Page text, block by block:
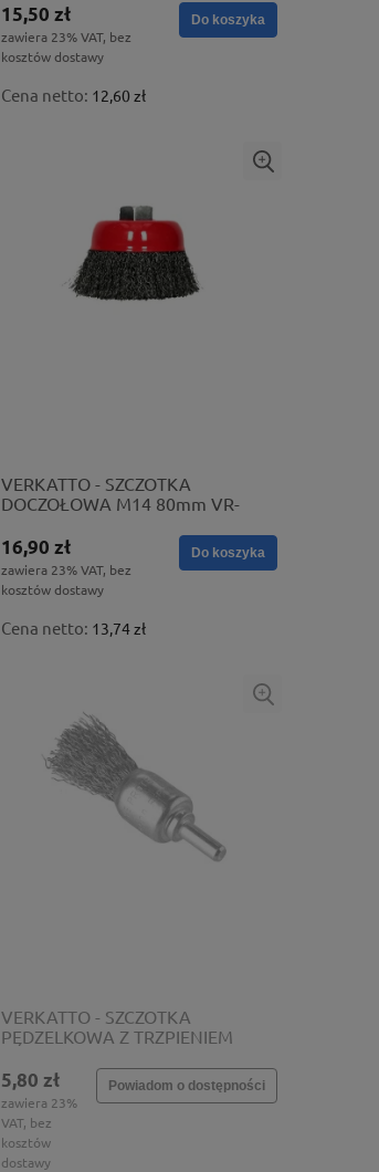
15,50 zł
zawiera 23% VAT, bez
kosztów dostawy
Cena netto: 12,60 zł
Do koszyka
VERKATTO - SZCZOTKA
DOCZOŁOWA M14 80mm VR-
16,90 zł
zawiera 23% VAT, bez
kosztów dostawy
Cena netto: 13,74 zł
Do koszyka
VERKATTO - SZCZOTKA
PĘDZELKOWA Z TRZPIENIEM
5,80 zł
zawiera 23%
VAT, bez
kosztów
dostawy
Powiadom o dostępności